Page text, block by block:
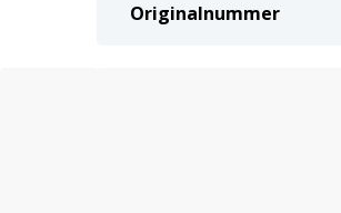
Originalnummer